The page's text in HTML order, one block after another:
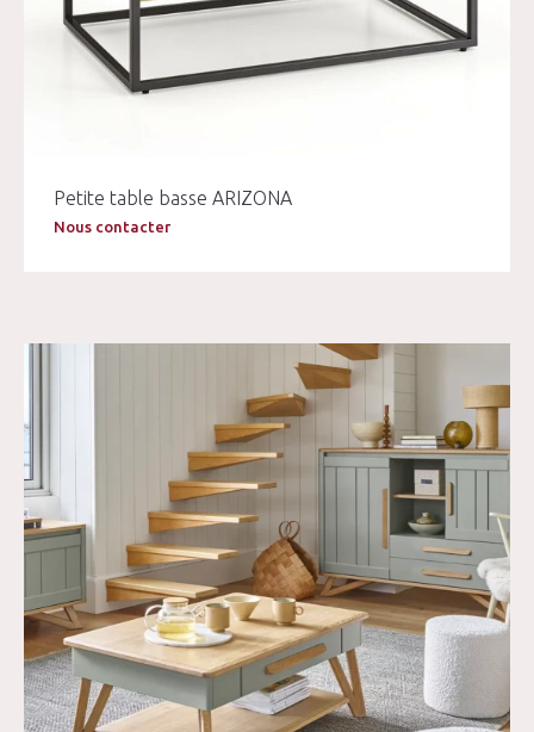
Petite table basse ARIZONA
Nous contacter